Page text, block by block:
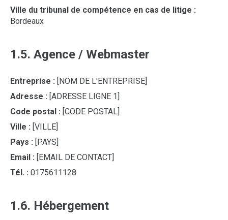
Ville du tribunal de compétence en cas de litige :
Bordeaux
1.5. Agence / Webmaster
Entreprise : [NOM DE L'ENTREPRISE]
Adresse : [ADRESSE LIGNE 1]
Code postal : [CODE POSTAL]
Ville : [VILLE]
Pays : [PAYS]
Email : [EMAIL DE CONTACT]
Tél. : 0175611128
1.6. Hébergement